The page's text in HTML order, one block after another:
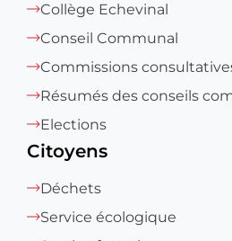
Collège Echevinal
Conseil Communal
Commissions
Résumés des conseils
Elections
Citoyens
Déchets
Service écologique